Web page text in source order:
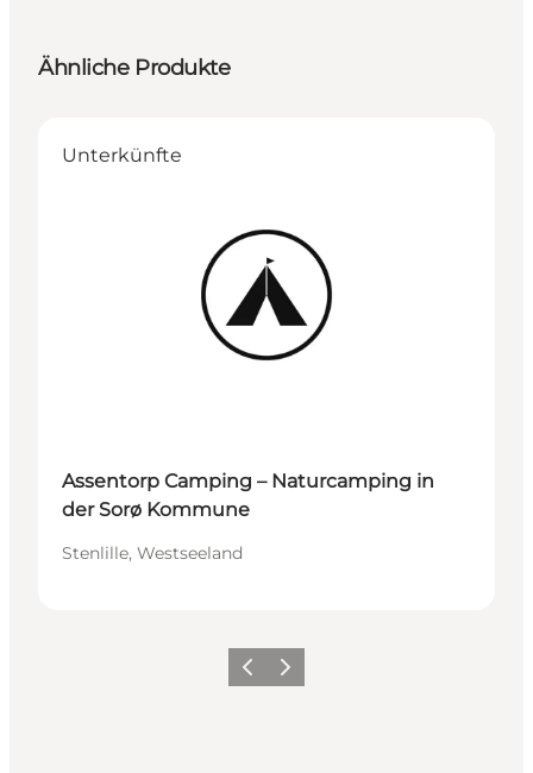
Ähnliche Produkte
Unterkünfte
Assentorp Camping – Naturcamping in
der Sorø Kommune
Stenlille, Westseeland
ZurückWeiter